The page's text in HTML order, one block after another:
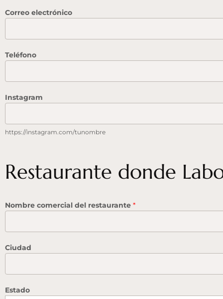
Correo electrónico
Teléfono
Instagram
https://instagram.com/tunombre
Restaurante donde
Nombre comercial del restaurante *
Ciudad
Estado